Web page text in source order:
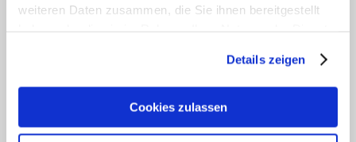
weiteren Daten zusammen, die Sie ihnen bereitgestellt
Details zeigen
Cookies zulassen
(klassische Loipen und Skating-Loipen)